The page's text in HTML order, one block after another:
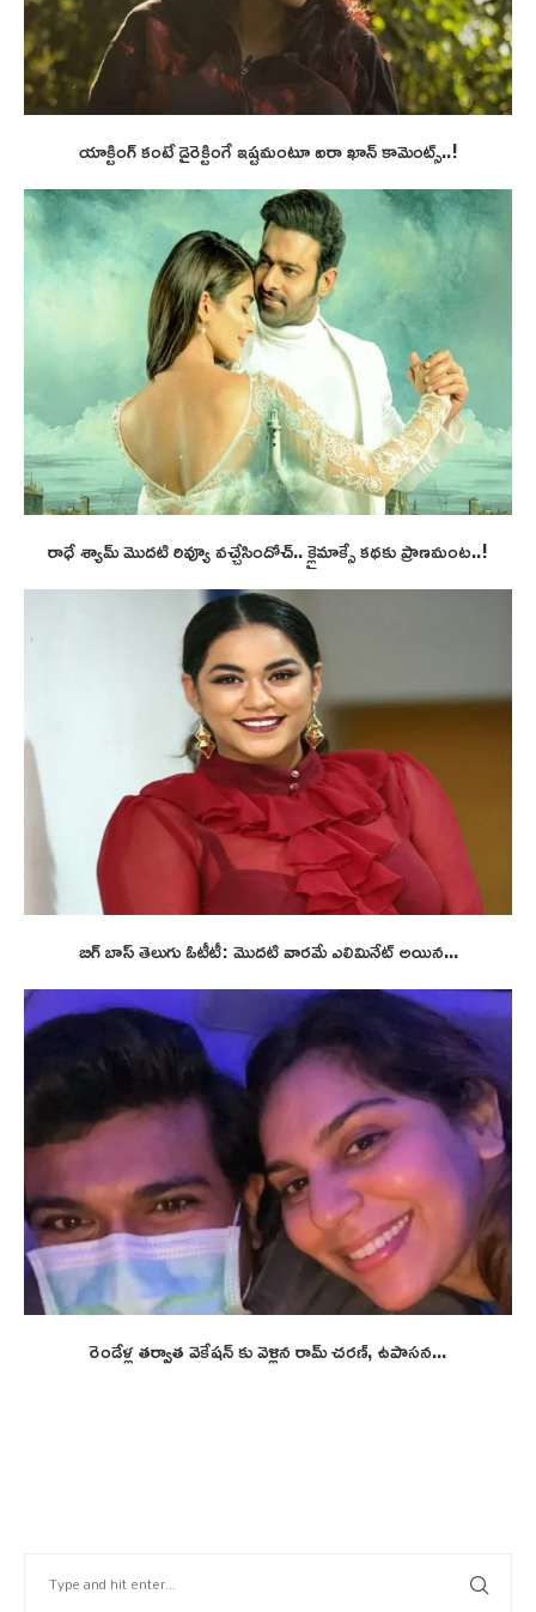
యాక్టింగ్ కంటే డైరెక్టింగే ఇష్టమంటూ ఐరా ఖాన్ కామెంట్స్..!
రాధే శ్యామ్ మొదటి రివ్యూ వచ్చేసిందోచ్.. క్లైమాక్సే కథకు ప్రాణమంట..!
బిగ్ బాస్ తెలుగు ఓటీటీ: మొదటి వారమే ఎలిమినేట్ అయిన...
రెండేళ్ల తర్వాత వెకేషన్ కు వెళ్లిన రామ్ చరణ్, ఉపాసన...